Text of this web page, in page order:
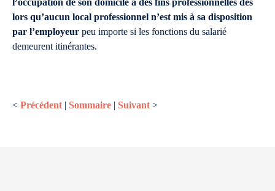
l’occupation de son domicile à des fins professionnelles dès
lors qu’aucun local professionnel n’est mis à sa disposition
par l’employeur peu importe si les fonctions du salarié
demeurent itinérantes.
< Précédent | Sommaire | Suivant >